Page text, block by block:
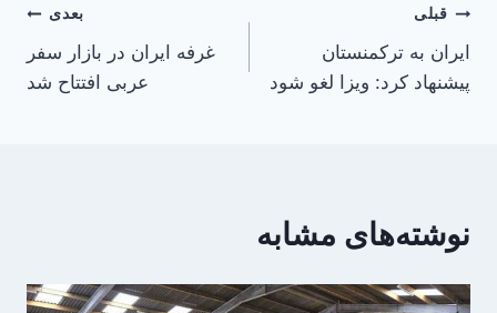
راهبری
نوشته
قبلی
ایران به ترکمنستان
پیشنهاد کرد: ویزا لغو شود
بعدی
غرفه ایران در بازار سفر
عربی افتتاح شد
نوشته‌های مشابه